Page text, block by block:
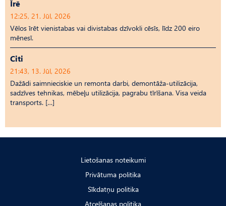
Īrē
12:25, 21. Jūl, 2026
Vēlos īrēt vienistabas vai divistabas dzīvokli cēsīs, līdz 200 eiro
mēnesī.
Citi
21:43, 13. Jūl, 2026
Dažādi saimnieciskie un remonta darbi, demontāža-utilizācija,
sadzīves tehnikas, mēbeļu utilizācija, pagrabu tīrīšana. Visa veida
transports. […]
Lietošanas noteikumi
Privātuma politika
Sīkdatņu politika
Atcelšanas politika